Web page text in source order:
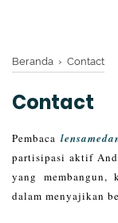
Beranda › Contact
Contact
Pembaca
partisipasi aktif
yang
dalam menyajikan